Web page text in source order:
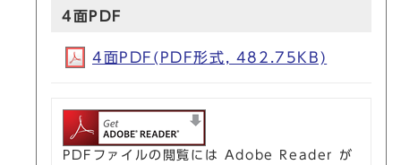
4面PDF
4面PDF(PDF形式, 482.75KB)
PDFファイルの閲覧には Adobe Reader が